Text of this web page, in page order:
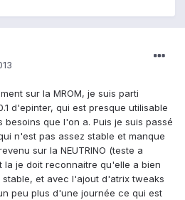
sur la MROM, je suis parti
d'epinter, qui est presque utilisable
besoins que l'on a. Puis je suis passé
n'est pas assez stable et manque
sur la NEUTRINO (teste a
la je doit reconnaitre qu'elle a bien
et avec l'ajout d'atrix tweaks
peu plus d'une journée ce qui est